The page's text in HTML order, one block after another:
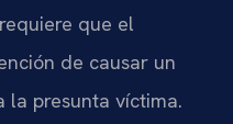
que el
de causar un
la presunta víctima.